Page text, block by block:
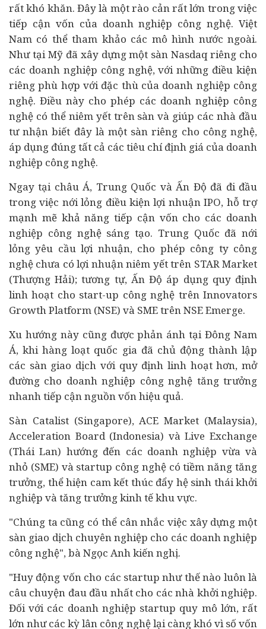
rất khó khăn. Đây là một rào cản rất lớn trong việc
tiếp cận vốn của doanh nghiệp công nghệ. Việt
Nam có thể tham khảo các mô hình nước ngoài.
Như tại Mỹ đã xây dựng một sàn Nasdaq riêng cho
các doanh nghiệp công nghệ, với những điều kiện
riêng phù hợp với đặc thù của doanh nghiệp công
nghệ. Điều này cho phép các doanh nghiệp công
nghệ có thể niêm yết trên sàn và giúp các nhà đầu
tưnhận biết đây là một sàn riêng cho công nghệ,
áp dụng đúng tất cả các tiêu chí định giá của doanh
nghiệp công nghệ.
Ngay tại châu Á, Trung Quốc và Ấn Độ đã đi đầu
trong việc nới lỏng điều kiện lợi nhuận IPO, hỗ trợ
mạnh mẽ khả năng tiếp cận vốn cho các doanh
nghiệp công nghệ sáng tạo. Trung Quốc đã nới
lỏng yêu cầu lợi nhuận, cho phép công ty công
nghệ chưa có lợi nhuận niêm yết trên STAR Market
(Thượng Hải); tương tự, Ấn Độ áp dụng quy định
linh hoạt cho start-up công nghệ trên Innovators
Growth Platform (NSE) và SME trên NSE Emerge.
Xu hướng này cũng được phản ánh tại Đông Nam
Á, khi hàng loạt quốc gia đã chủ động thành lập
các sàn giao dịch với quy định linh hoạt hơn, mở
đường cho doanh nghiệp công nghệ tăng trưởng
nhanh tiếp cận nguồn vốn hiệu quả.
Sàn Catalist (Singapore), ACE Market (Malaysia),
Acceleration Board (Indonesia) và Live Exchange
(Thái Lan) hướng đến các doanh nghiệp vừa và
nhỏ (SME) và startup công nghệ có tiềm năng tăng
trưởng, thể hiện cam kết thúc đẩy hệ sinh thái khởi
nghiệp và tăng trưởng kinh tế khu vực.
"Chúng ta cũng có thể cân nhắc việc xây dựng một
sàn giao dịch chuyên nghiệp cho các doanh nghiệp
công nghệ", bà Ngọc Anh kiến nghị.
"Huy động vốn cho các startup như thế nào luôn là
câu chuyện đau đầu nhất cho các nhà khởi nghiệp.
Đối với các doanh nghiệp startup quy mô lớn, rất
lớn như các kỳ lân công nghệ lại càng khó vì số vốn